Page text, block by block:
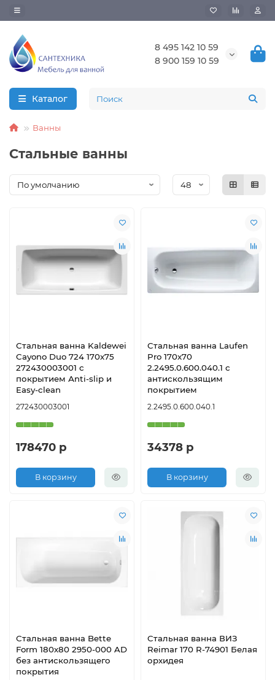
8 495 142 10 59
8 900 159 10 59
Каталог
Ванны
Стальные ванны
Стальная ванна Kaldewei
Cayono Duo 724 170x75
272430003001 с
покрытием Аnti-slip и
Easy-clean
272430003001
178470 р
В корзину
Стальная ванна Laufen
Pro 170x70
2.2495.0.600.040.1 с
антискользящим
покрытием
2.2495.0.600.040.1
34378 р
В корзину
Стальная ванна Bette
Form 180х80 2950-000 AD
без антискользящего
покрытия
Стальная ванна ВИЗ
Reimar 170 R-74901 Белая
орхидея